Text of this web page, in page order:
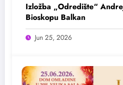
Izložba „Odredište“
Bioskopu Balkan
Jun 25, 2026